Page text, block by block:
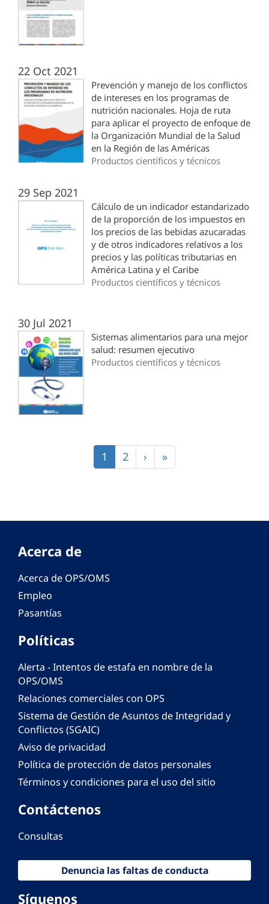
22 Oct 2021
Prevención y manejo de los conflictos
de intereses en los programas de
nutrición nacionales. Hoja de ruta
para aplicar el proyecto de enfoque de
la Organización Mundial de la Salud
en la Región de las Américas
Productos científicos y técnicos
29 Sep 2021
Cálculo de un indicador estandarizado
de la proporción de los impuestos en
los precios de las bebidas azucaradas
y de otros indicadores relativos a los
precios y las políticas tributarias en
América Latina y el Caribe
Productos científicos y técnicos
30 Jul 2021
Sistemas alimentarios para una mejor
salud: resumen ejecutivo
Productos científicos y técnicos
Página
actual
1 Página
2
Siguiente
página
›
Última
página
»
Acerca de
Acerca de OPS/OMS
Empleo
Pasantías
Políticas
Alerta - Intentos de estafa en nombre de la
OPS/OMS
Relaciones comerciales con OPS
Sistema de Gestión de Asuntos de Integridad y
Conflictos (SGAIC)
Aviso de privacidad
Política de protección de datos personales
Términos y condiciones para el uso del sitio
Contáctenos
Consultas
Denuncia las faltas de conducta
Síguenos